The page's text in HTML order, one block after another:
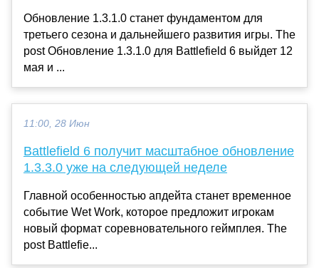
Обновление 1.3.1.0 станет фундаментом для
третьего сезона и дальнейшего развития игры. The
post Обновление 1.3.1.0 для Battlefield 6 выйдет 12
мая и ...
11:00, 28 Июн
Battlefield 6 получит масштабное обновление
1.3.3.0 уже на следующей неделе
Главной особенностью апдейта станет временное
событие Wet Work, которое предложит игрокам
новый формат соревновательного геймплея. The
post Battlefie...